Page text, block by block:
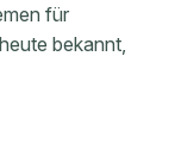
für
bekannt,